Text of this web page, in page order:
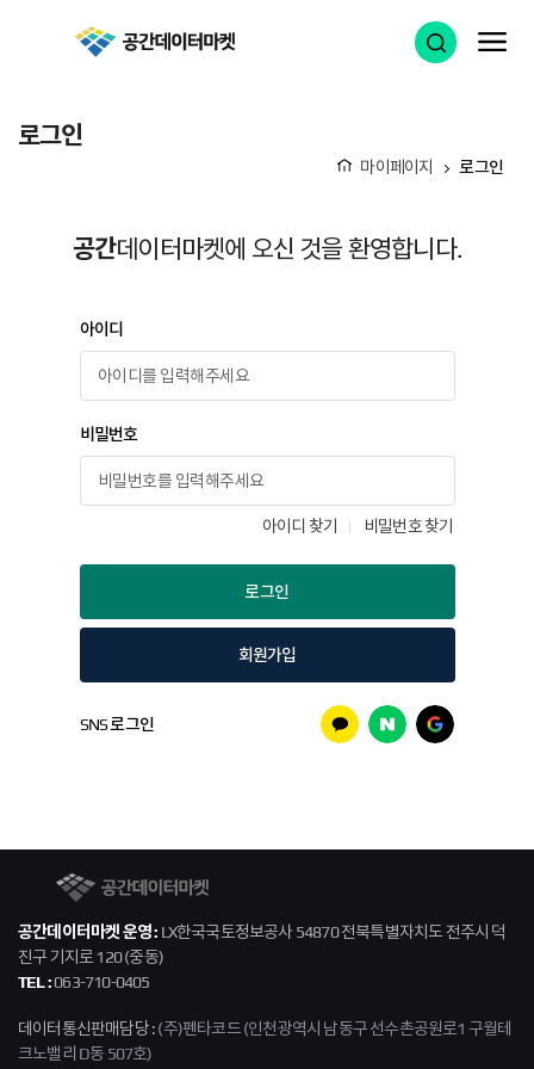
검색 열기
로그인
홈
마이페이지 로그인
공간데이터마켓에 오신 것을 환영합니다.
아이디
비밀번호
아이디 찾기 비밀번호 찾기
회원가입
SNS 로그인 카카오 네이버 구글
공간데이터마켓 운영 : LX한국국토정보공사 54870 전북특별자치도 전주시 덕
진구 기지로 120 (중동)
TEL :063-710-0405
데이터통신판매담당 :(주)펜타코드 (인천광역시 남동구 선수촌공원로1 구월테
크노밸리 D동 507호)